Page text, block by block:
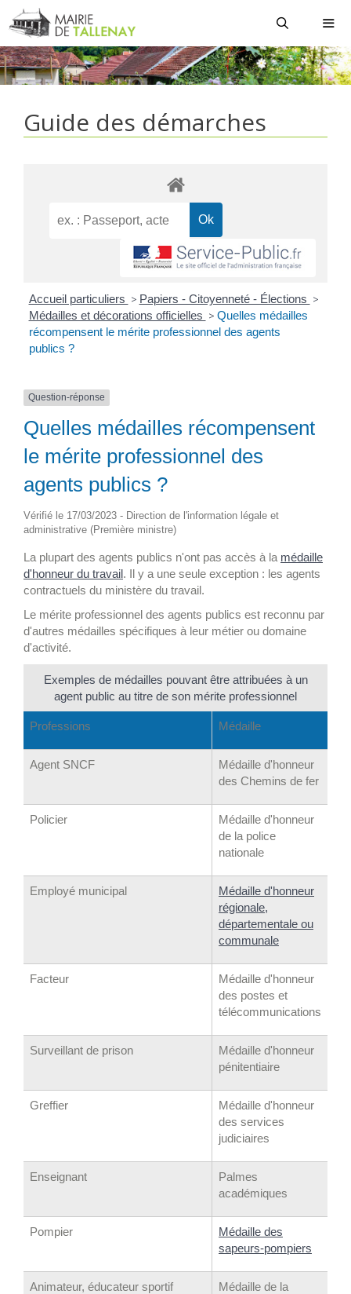
Aller
au
contenu
Guide des démarches
Accueil particuliers > Papiers - Citoyenneté - Élections >
Médailles et décorations officielles > Quelles médailles
récompensent le mérite professionnel des agents
publics ?
Question-réponse
Quelles médailles récompensent
le mérite professionnel des
agents publics ?
Vérifié le 17/03/2023 - Direction de l'information légale et
administrative (Première ministre)
La plupart des agents publics n'ont pas accès à la médaille
d'honneur du travail. Il y a une seule exception : les agents
contractuels du ministère du travail.
Le mérite professionnel des agents publics est reconnu par
d'autres médailles spécifiques à leur métier ou domaine
d'activité.
Exemples de médailles pouvant être attribuées à un
agent public au titre de son mérite professionnel
Professions Médaille
Agent SNCF
Médaille d'honneur
des Chemins de fer
Policier
Médaille d'honneur
de la police
nationale
Employé municipal
Médaille d'honneur
régionale,
départementale ou
communale
Facteur
Médaille d'honneur
des postes et
télécommunications
Surveillant de prison
Médaille d'honneur
pénitentiaire
Greffier
Médaille d'honneur
des services
judiciaires
Enseignant
Palmes
académiques
Pompier
Médaille des
sapeurs-pompiers
Animateur, éducateur sportif
Médaille de la